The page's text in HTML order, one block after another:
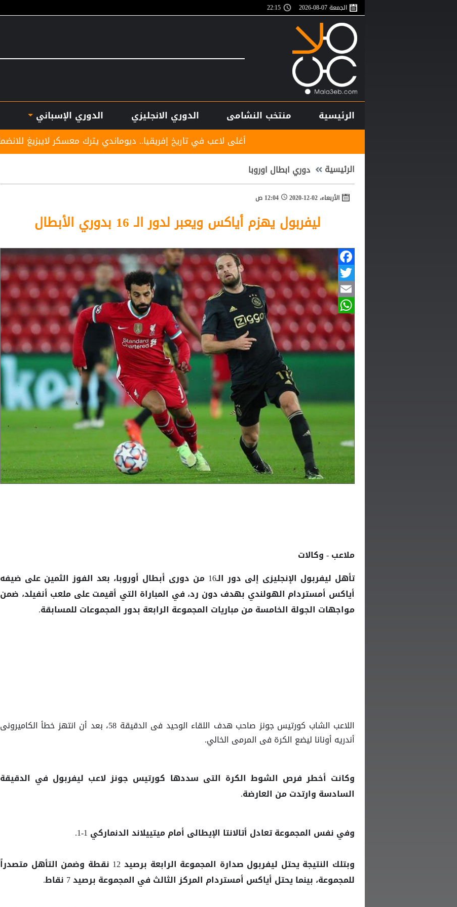
الجمعة 07-08-2026 22:15
الرئيسية منتخب النشامى الدوري الانجليزي الدوري الإسباني
أغلى لاعب في تاريخ إفريقيا.. ديوماندي يترك معسكر لايبزيغ للانضمام لريال مدريد
الرئيسية دوري ابطال اوروبا
الأربعاء، 02-12-2020 12:04 ص
ليفربول يهزم أياكس ويعبر لدور الـ 16 بدوري الأبطال
Facebook
Twitter
Email
WhatsApp
ملاعب - وكالات
تأهل ليفربول الإنجليزى إلى دور الـ16 من دورى أبطال أوروبا، بعد الفوز الثمين على ضيفه
أياكس أمستردام الهولندي بهدف دون رد، في المباراة التي أقيمت على ملعب أنفيلد، ضمن
مواجهات الجولة الخامسة من مباريات المجموعة الرابعة بدور المجموعات للمسابقة.
اللاعب الشاب كورتيس جونز صاحب هدف اللقاء الوحيد فى الدقيقة 58، بعد أن انتهز خطأ الكاميرونى
أندريه أونانا ليضع الكرة فى المرمى الخالي.
وكانت أخطر فرص الشوط الكرة التى سددها كورتيس جونز لاعب ليفربول في الدقيقة
السادسة وارتدت من العارضة.
وفي نفس المجموعة تعادل أتالانتا الإيطالى أمام ميتييلاند الدنماركي 1-1.
وبتلك النتيجة يحتل ليفربول
صدارة المجموعة الرابعة برصيد 12 نقطة وضمن التأهل متصدراً
للمجموعة، بينما يحتل أياكس أمستردام المركز الثالث في المجموعة برصيد 7 نقاط.